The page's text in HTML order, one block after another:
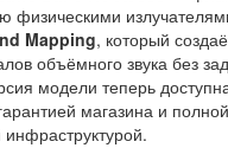
физическими
Mapping, который
объёмного звука без
модели теперь
магазина и
инфраструктурой.